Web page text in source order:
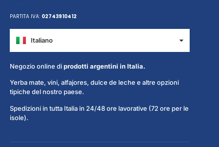
PARTITA IVA: 02743910412
Italiano
Español
Negozio online diprodotti argentini in Italia.
Yerba mate, vini, alfajores, dulce de leche e altre opzioni
tipiche del nostro paese.
Spedizioni in tutta Italia in 24/48 ore lavorative (72 ore per le
isole).